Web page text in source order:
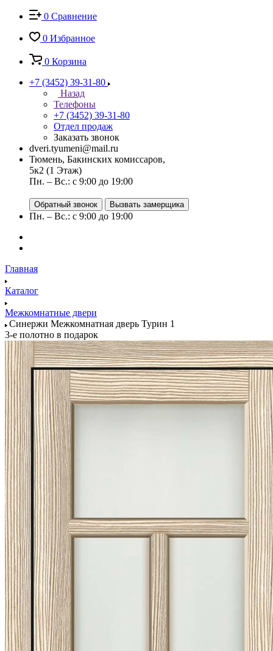
0 Сравнение
0 Избранное
0 Корзина
+7 (3452) 39-31-80
Назад
Телефоны
+7 (3452) 39-31-80
Отдел продаж
Заказать звонок
dveri.tyumeni@mail.ru
Тюмень, Бакинских комиссаров,
5к2 (1 Этаж)
Пн. – Вс.: с 9:00 до 19:00
Обратный звонок Вызвать замерщика
Пн. – Вс.: с 9:00 до 19:00
Главная
Каталог
Межкомнатные двери
Синержи Межкомнатная дверь Турин 1
3-е полотно в подарок